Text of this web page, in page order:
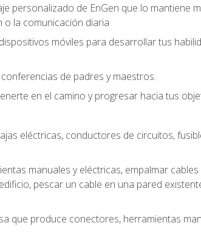
personalizado de EnGen que lo mantiene
o la comunicación diaria
móviles para desarrollar tus
de padres y maestros.
en el camino y progresar hacia tus
eléctricas, conductores de circuitos,
manuales y eléctricas, empalmar cables
pescar un cable en una pared
que produce conectores, herramientas